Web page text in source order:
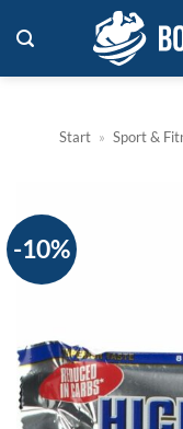
Inhalt
springen
Start » Sport &
-10%